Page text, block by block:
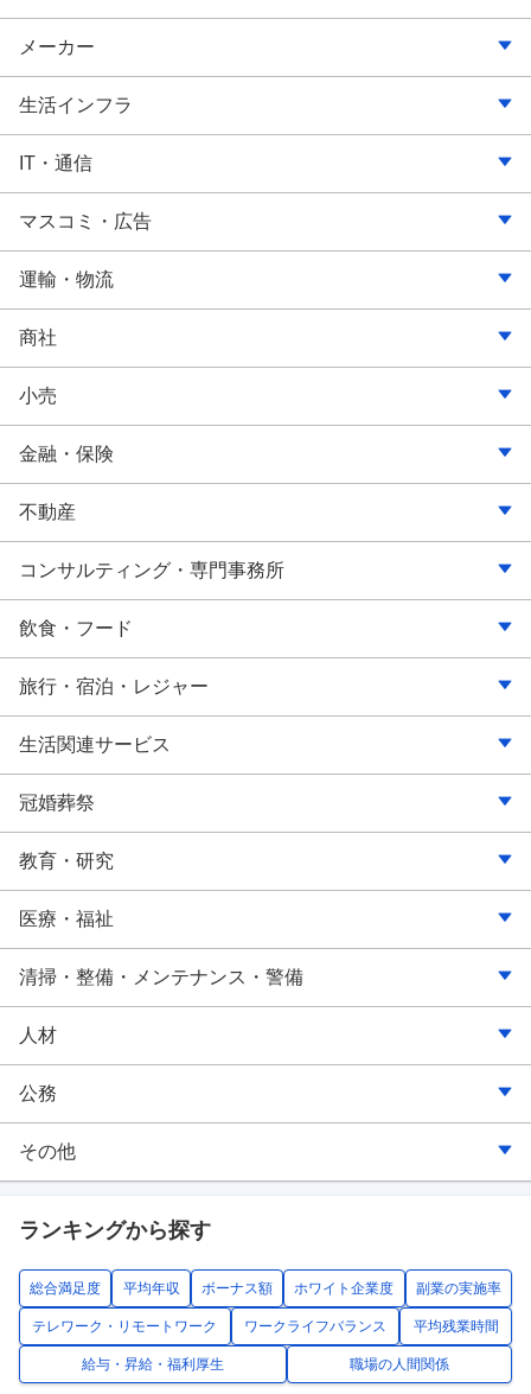
建築・土木
内装・リフォーム・インテリア
大工・とび・左官工事関連
設備工事
鉱業・採石・砂利採取
メーカー
食品
飲料・たばこ・飼料
繊維・アパレル
紙・パルプ
印刷
化学・医薬品
日用品・化粧品
石油・石炭
ゴム製品
ガラス・土石
鉄鋼
非鉄金属
金属製品
機械・部品
重電･産業用機械
精密機器・計測機器
医療機器
半導体・電気・電子
総合電機
コンピュータ・通信機器
自動車・輸送機器関連
その他（メーカー）
生活インフラ
電気
ガス
水道
熱供給
IT・通信
通信・キャリア
ソフトウェア・情報処理
インターネット関連
マスコミ・広告
放送
新聞・出版・印刷
広告代理店
映像・音楽
その他（マスコミ・広告）
運輸・物流
鉄道
バス・タクシー
陸運・道路貨物運送
海運
航空運輸
倉庫
郵便
その他（運輸・物流）
商社
総合商社
繊維・アパレル
食料品
建材
化学
石油・燃料
鋼鉄・金属
機械
電機・家電・AV機器
自動車
精密機器
家具・インテリア
紙・パルプ
医薬品・化粧品
小売
百貨店・スーパー
ファッション・服飾雑貨
食品・コンビニエンスストア
自動車・バイク
電気・カメラ・OA・自転車
ホームセンター
ドラッグストア・調剤薬局
通信販売
その他（小売）
金融・保険
銀行・信託銀行
信用金庫・組合
クレジット・信販
消費者金融
リース
投信・投資顧問
取引所・信託
生命保険
損害保険
その他（金融・保険）
不動産
不動産仲介
不動産管理
コンサルティング・専門事務所
法律・特許事務所
司法書士事務所・行政書士事務所
会計事務所
社会保険労務士事務所
コンサルティング
専門サービス
その他（コンサルティング・専門事務所）
飲食・フード
レストラン・フードサービス
持ち帰り・配達飲食
旅行・宿泊・レジャー
旅行・旅行代理業
ホテル・旅館・宿泊施設
レジャー・アミューズメント
スポーツ・ヘルス関連
その他（旅行・宿泊・レジャー）
生活関連サービス
クリーニング
理容・美容
エステティック・マッサージ関連
その他（生活関連サービス）
冠婚葬祭
ウエディング・葬儀
教育・研究
学校
学習塾・予備校
学術・開発研究機関
医療・福祉
医療
保健衛生
保育
福祉・介護
清掃・整備・メンテナンス・警備
清掃
自動車整備
整備・メンテナンス
その他（清掃・整備・メンテナンス・警備）
人材
職業紹介
人材派遣
その他（人材）
公務
国家公務
その他（公務）
その他
団体・連合会
宗教
その他
ランキングから探す
総合満足度 平均年収 ボーナス額 ホワイト企業度 副業の実施率
テレワーク・リモートワーク ワークライフバランス 平均残業時間
給与・昇給・福利厚生 職場の人間関係